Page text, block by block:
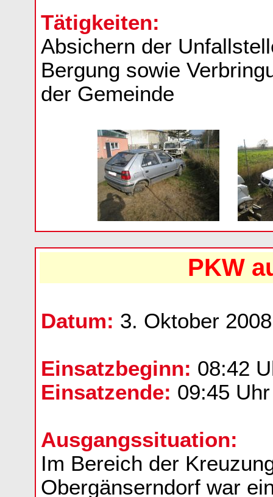
Tätigkeiten:
Absichern der
Bergung sowie
der Gemeinde
PKW
Datum: 3. Oktober 2008
Einsatzbeginn: 08:42
Einsatzende: 09:45 Uhr
Ausgangssituation:
Im Bereich der
Obergänserndorf war